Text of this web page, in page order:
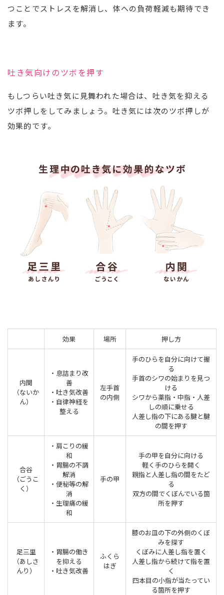
つことでストレスを解消し、体への負荷軽減も期待でき
ます。
吐き気向けのツボを押す
もしつらい吐き気に見舞われた場合は、吐き気を抑える
ツボ押しをしてみましょう。吐き気には次のツボ押しが
効果的です。
効果 場所 押し方
内関
（ないか
ん）
・息詰まり改
善
・吐き気改善
・自律神経を
整える
左手首
の内側
手のひらを自分に向けて握
る
手首のシワの始まりを見つ
ける
シワから薬指・中指・人差
しの順に乗せる
人差し指の下にある腱と腱
の間を押す
合谷
（ごうこ
く）
・肩こりの緩
和
・胃腸の不調
解消
・便秘等の解
消
・生理痛の緩
和
手の甲
手の甲を自分に向ける
軽く手のひらを開く
親指と人差し指の間をたど
る
双方の間でくぼんでいる箇
所を押す
足三里
（あしさ
んり）
・胃腸の働き
を抑える
・吐き気改善
ふくら
はぎ
膝のお皿の下の外側のくぼ
みを探す
くぼみに人差し指を置く
人差し指から続けて指を置
く
四本目の小指が当たってい
る箇所を押す